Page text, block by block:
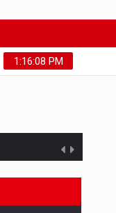
1:16:08 PM